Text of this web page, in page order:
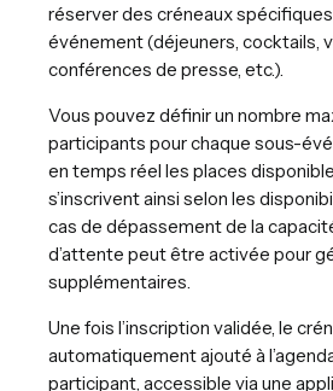
réserver des créneaux
événement (déjeuners, cocktails,
conférences de presse, etc.).
Vous pouvez définir un nombre
participants pour chaque sous-
en temps réel les places
s’inscrivent ainsi selon les
cas de dépassement de la
d’attente peut être activée pour
supplémentaires.
Une fois l’inscription validée, le
automatiquement ajouté à
participant, accessible via une